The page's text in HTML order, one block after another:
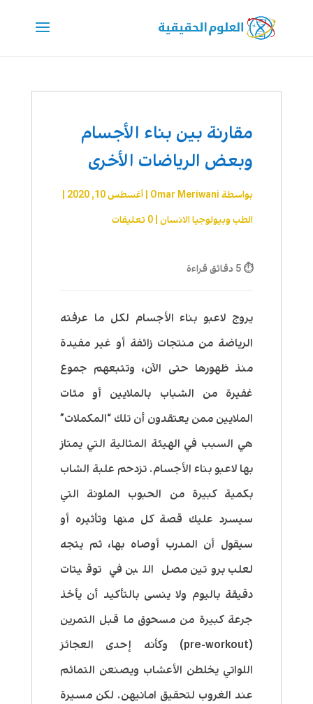
مقارنة بين بناء الأجسام
وبعض الرياضات الأخرى
بواسطة Omar Meriwani أغسطس 10, 2020
الطب وبيولوجيا الانسان| 0 تعليقات
⏱ 5 دقائق قراءة
يروج لاعبو بناء الأجسام لكل ما عرفته
الرياضة من منتجات زائفة أو غير مفيدة
منذ ظهورها حتى الآن، وتتبعهم جموع
غفيرة من الشباب بالملايين أو مئات
الملايين ممن يعتقدون أن تلك “المكملات”
هي السبب في الهيئة المثالية التي يمتاز
بها لاعبو بناء الأجسام. تزدحم علبة الشاب
بكمية كبيرة من الحبوب الملونة التي
سيسرد عليك قصة كل منها وتأثيره أو
سيقول أن المدرب أوصاه بها، ثم يتجه
لعلب بروتين مصل اللبن في توقيتات
دقيقة باليوم ولا ينسى بالتأكيد أن يأخذ
جرعة كبيرة من مسحوق ما قبل التمرين
(pre-workout) وكأنه إحدى العجائز
اللواتي يخلطن الأعشاب ويصنعن التمائم
عند الغروب لتحقيق امانيهن. لكن مسيرة